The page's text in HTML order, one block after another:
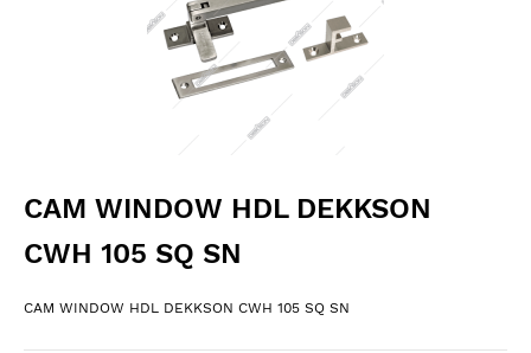
CAM WINDOW HDL DEKKSON
CWH 105 SQ SN
CAM WINDOW HDL DEKKSON CWH 105 SQ SN